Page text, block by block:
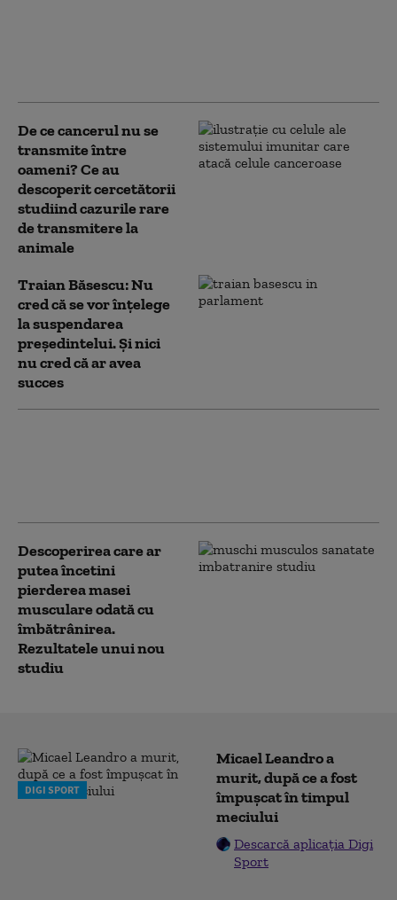
De ce cancerul nu se
transmite între
oameni? Ce au
descoperit cercetătorii
studiind cazurile rare
de transmitere la
animale
Traian Băsescu: Nu
cred că se vor înţelege
la suspendarea
preşedintelui. Şi nici
nu cred că ar avea
succes
Descoperirea care ar
putea încetini
pierderea masei
musculare odată cu
îmbătrânirea.
Rezultatele unui nou
studiu
DIGI SPORT
Micael Leandro a
murit, după ce a fost
împușcat în timpul
meciului
Descarcă aplicația Digi
Sport